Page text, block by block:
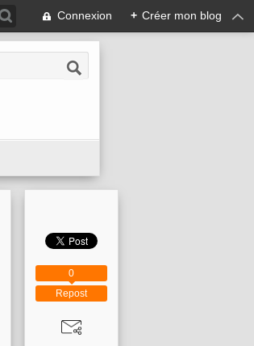
Connexion + Créer mon blog
Repost
0